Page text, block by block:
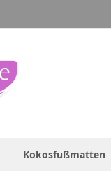
Kokosfußmatten